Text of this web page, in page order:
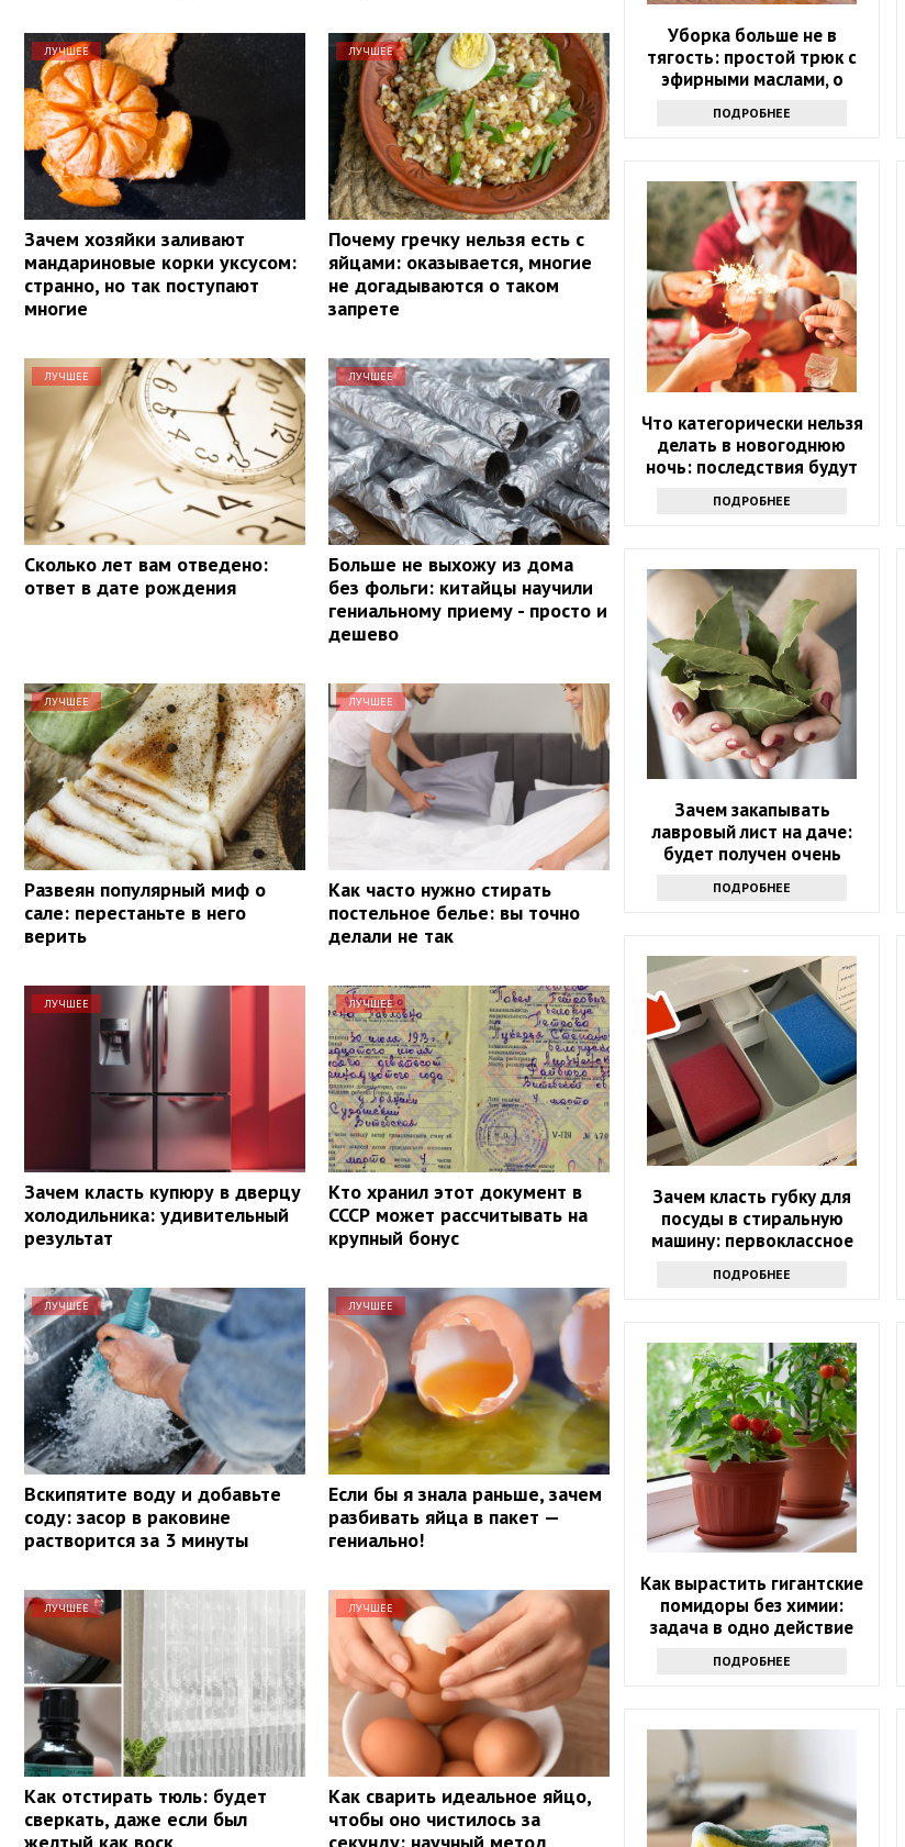
ЛУЧШЕЕ
Зачем хозяйки заливают
мандариновые корки уксусом:
странно, но так поступают
многие
ЛУЧШЕЕ
Почему гречку нельзя есть с
яйцами: оказывается, многие
не догадываются о таком
запрете
ЛУЧШЕЕ
Сколько лет вам отведено:
ответ в дате рождения
ЛУЧШЕЕ
Больше не выхожу из дома
без фольги: китайцы научили
гениальному приему - просто и
дешево
ЛУЧШЕЕ
Развеян популярный миф о
сале: перестаньте в него
верить
ЛУЧШЕЕ
Как часто нужно стирать
постельное белье: вы точно
делали не так
ЛУЧШЕЕ
Зачем класть купюру в дверцу
холодильника: удивительный
результат
ЛУЧШЕЕ
Кто хранил этот документ в
СССР может рассчитывать на
крупный бонус
ЛУЧШЕЕ
Вскипятите воду и добавьте
соду: засор в раковине
растворится за 3 минуты
ЛУЧШЕЕ
Если бы я знала раньше, зачем
разбивать яйца в пакет —
гениально!
ЛУЧШЕЕ
Как отстирать тюль: будет
сверкать, даже если был
желтый как воск
ЛУЧШЕЕ
Как сварить идеальное яйцо,
чтобы оно чистилось за
секунду: научный метод,
Уборка больше не в
тягость: простой трюк с
эфирными маслами, о
ПОДРОБНЕЕ
Что категорически нельзя
делать в новогоднюю
ночь: последствия будут
на весь следующий год
ПОДРОБНЕЕ
Зачем закапывать
лавровый лист на даче:
будет получен очень
интересный результат
ПОДРОБНЕЕ
Зачем класть губку для
посуды в стиральную
машину: первоклассное
ПОДРОБНЕЕ
Как вырастить гигантские
помидоры без химии:
задача в одно действие
ПОДРОБНЕЕ